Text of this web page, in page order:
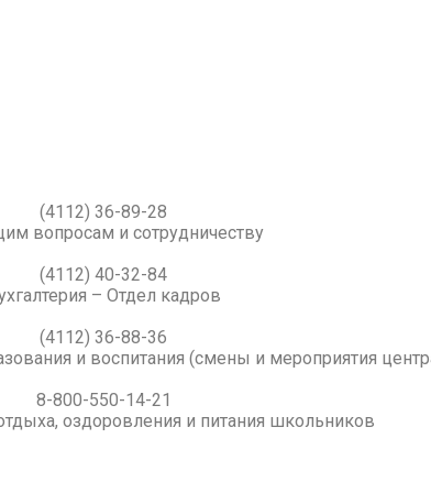
(4112) 36-89-28
вопросам и сотрудничеству
(4112) 40-32-84
– Отдел кадров
(4112) 36-88-36
и воспитания (смены и мероприятия
8-800-550-14-21
оздоровления и питания школьников